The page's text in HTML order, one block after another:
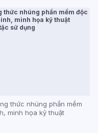
thức nhúng phần mềm
minh họa kỹ thuật